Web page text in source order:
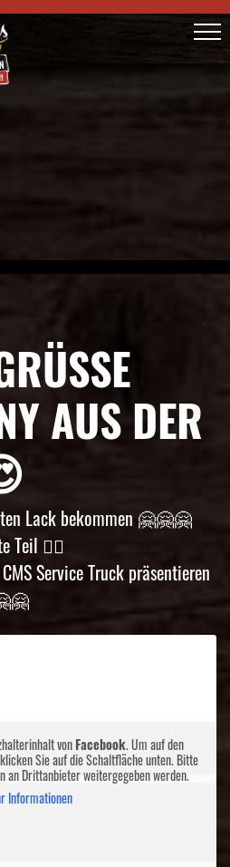
V
AUS DER K
Lack bekommen 🤗🤗🤗
Teil 👌🏼
Service Truck präsentieren
vonFacebook. Um auf den
Sie auf die Schaltfläche unten. Bitte
an Drittanbieter weitergegeben werden.
Informationen